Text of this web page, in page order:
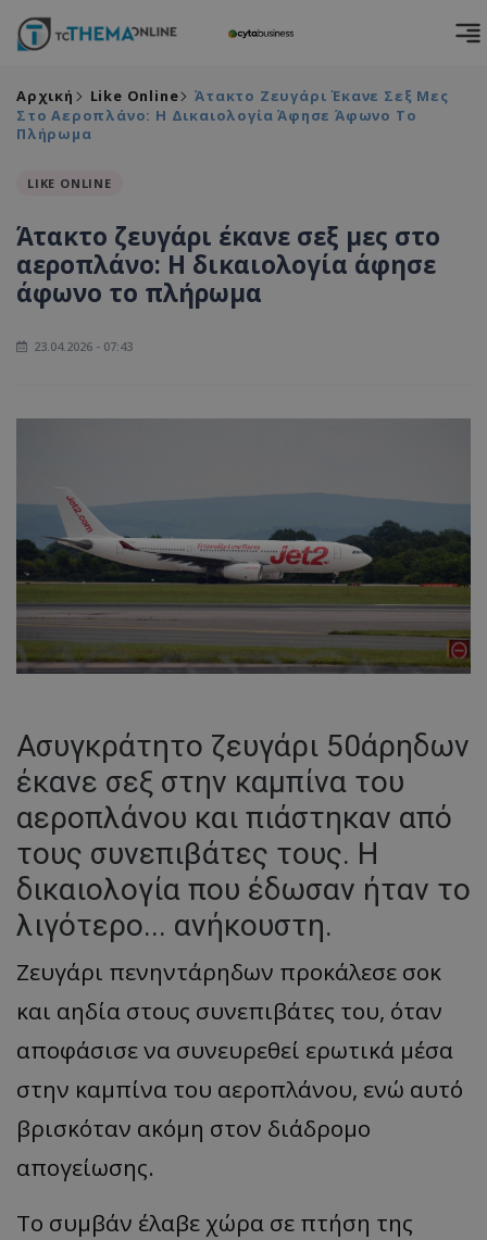
Αρχική Like Online
Άτακτο Ζευγάρι Έκανε Σεξ Μες
Στο Αεροπλάνο: Η Δικαιολογία Άφησε Άφωνο Το
Πλήρωμα
LIKE ONLINE
Άτακτο ζευγάρι έκανε σεξ μες στο
αεροπλάνο: Η δικαιολογία άφησε
άφωνο το πλήρωμα
23.04.2026 - 07:43
Ασυγκράτητο ζευγάρι 50άρηδων
έκανε σεξ στην καμπίνα του
αεροπλάνου και πιάστηκαν από
τους συνεπιβάτες τους. Η
δικαιολογία που έδωσαν ήταν το
λιγότερο... ανήκουστη.
Ζευγάρι πενηντάρηδων προκάλεσε σοκ
και αηδία στους συνεπιβάτες του, όταν
αποφάσισε να συνευρεθεί ερωτικά μέσα
στην καμπίνα του αεροπλάνου, ενώ αυτό
βρισκόταν ακόμη στον διάδρομο
απογείωσης.
Το συμβάν έλαβε χώρα σε πτήση της